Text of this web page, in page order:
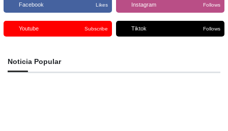
Facebook Likes Instagram Follows
Youtube Subscribe Tiktok Follows
Noticia Popular